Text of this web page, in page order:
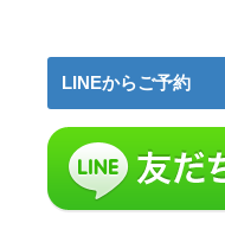
LINEからご予約